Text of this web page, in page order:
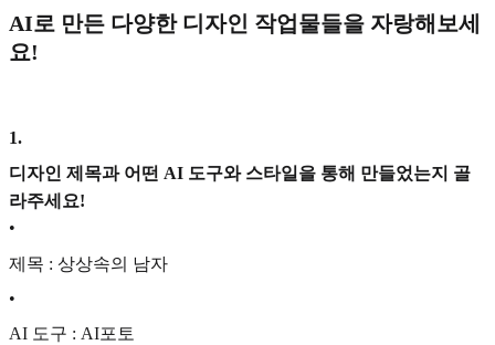
AI로 만든 다양한 디자인 작업물들을 자랑해보세
요!
1.
디자인 제목과 어떤 AI 도구와 스타일을 통해 만들었는지 골
라주세요!
•
제목 : 상상속의 남자
•
AI 도구 : AI포토